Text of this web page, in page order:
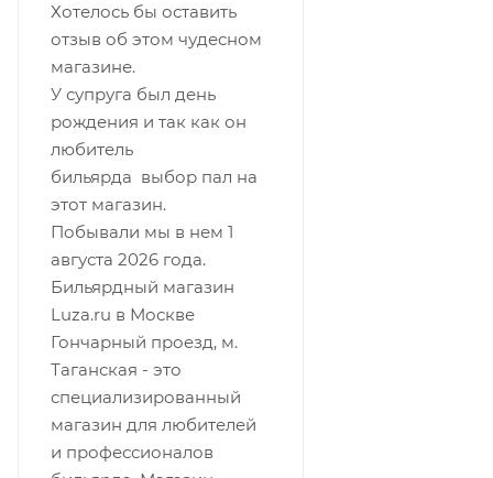
Хотелось бы оставить
отзыв об этом чудесном
магазине.
У супруга был день
рождения и так как он
любитель
бильярда выбор пал на
этот магазин.
Побывали мы в нем 1
августа 2026 года.
Бильярдный магазин
Luza.ru в Москве
Гончарный проезд, м.
Таганская - это
специализированный
магазин для любителей
и профессионалов